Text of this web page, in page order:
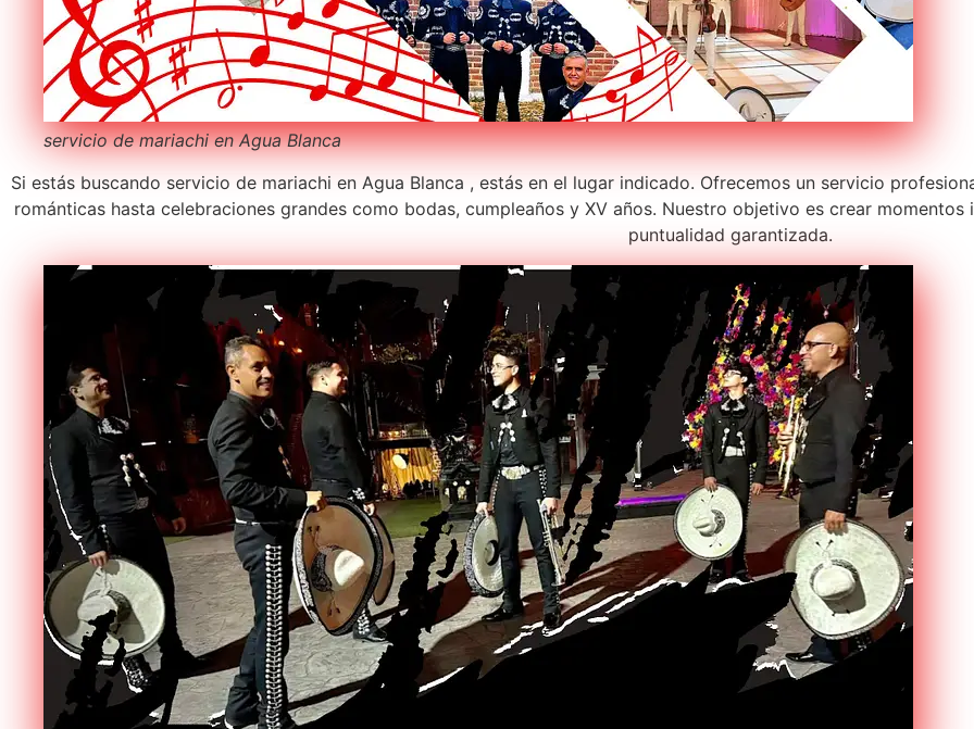
servicio de mariachi en Agua Blanca
Si estás buscando servicio de mariachi en Agua Blanca , estás en el lugar indicado. Ofrecemos un servicio
románticas hasta celebraciones grandes como bodas, cumpleaños y XV años. Nuestro objetivo es crear
puntualidad garantizada.